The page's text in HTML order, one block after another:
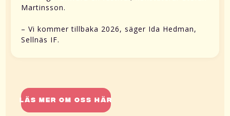
Läs mer om oss här
Martinsson.
– Vi kommer tillbaka 2026, säger Ida Hedman,
Sellnäs IF.